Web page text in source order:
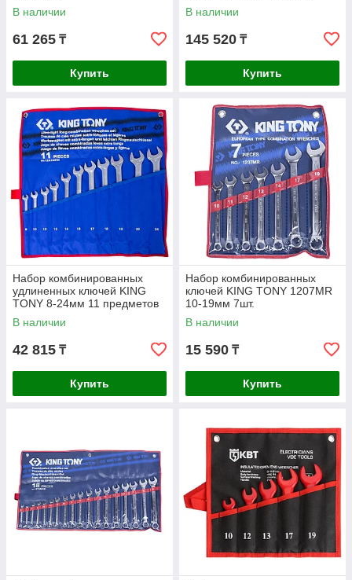
В наличии
61 265 ₸
Купить
В наличии
145 520 ₸
Купить
Набор комбинированных
удлиненных ключей KING
TONY 8-24мм 11 предметов
12A1MRN
В наличии
42 815 ₸
Купить
Набор комбинированных
ключей KING TONY 1207MR
10-19мм 7шт.
В наличии
15 590 ₸
Купить